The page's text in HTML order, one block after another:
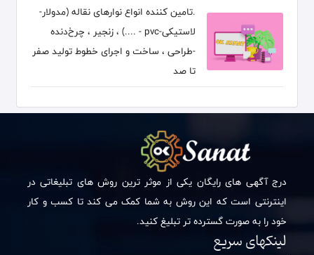
.تامین کننده انواع نوارهای نقاله (مدولار-
لاستیکی-pvc - ....) ، زنجیر ، چرخ‌دنده
-طراحی ، ساخت و اجرای خطوط تولید صفر
تا صد
درج آگهی های رایگان یکی از موثر ترین روش های تبلیغاتی در
اینترنتی است که این روش به شما کمک می کند تا کسب و کار
خود را به صورت گسترده تر تبلیغ کنید.
لینکهای سریع